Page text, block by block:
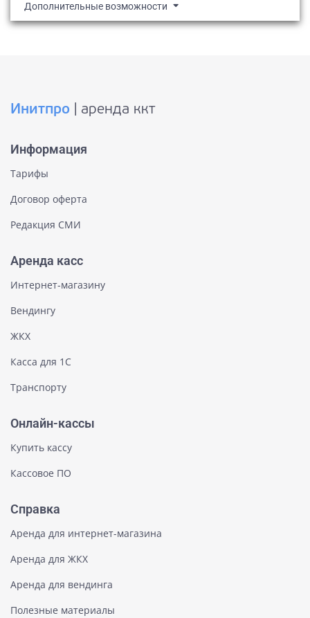
Дополнительные возможности
Инитпро | аренда ккт
Информация
Тарифы
Договор оферта
Редакция СМИ
Аренда касс
Интернет-магазину
Вендингу
ЖКХ
Касса для 1С
Транспорту
Онлайн-кассы
Купить кассу
Кассовое ПО
Справка
Аренда для интернет-магазина
Аренда для ЖКХ
Аренда для вендинга
Полезные материалы